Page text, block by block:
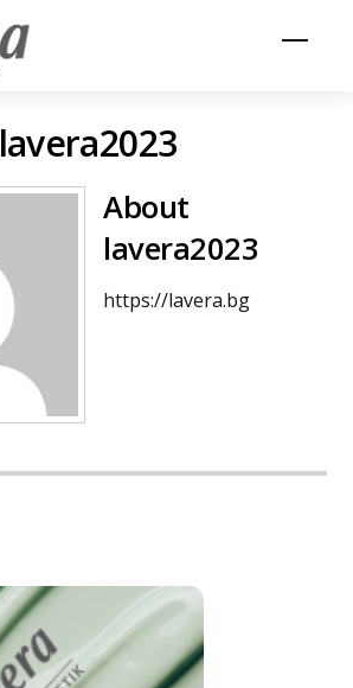
lavera2023
About
lavera2023
https://lavera.bg